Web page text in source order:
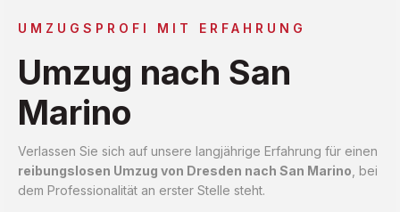
UMZUGSPROFI MIT ERFAHRUNG
Umzug nach San
Marino
Verlassen Sie sich auf unsere langjährige Erfahrung für einen
reibungslosen Umzug von Dresden nach San Marino , bei
dem Professionalität an erster Stelle steht.